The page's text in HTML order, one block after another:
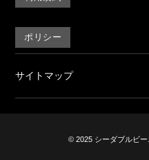
ポリシー
サイトマップ
© 2025 シーダブルビー